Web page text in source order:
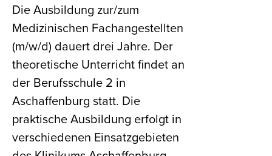
Die Ausbildung zur/zum
Medizinischen Fachangestellten
(m/w/d) dauert drei Jahre. Der
theoretische Unterricht findet an
der Berufsschule 2 in
Aschaffenburg statt. Die
praktische Ausbildung erfolgt in
verschiedenen Einsatzgebieten